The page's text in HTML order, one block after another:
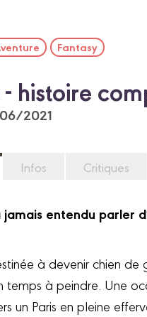
Fantasy
histoire
2021
Infos Critiques
entendu parler
à devenir chien
temps à peindre. Une
un Paris en pleine